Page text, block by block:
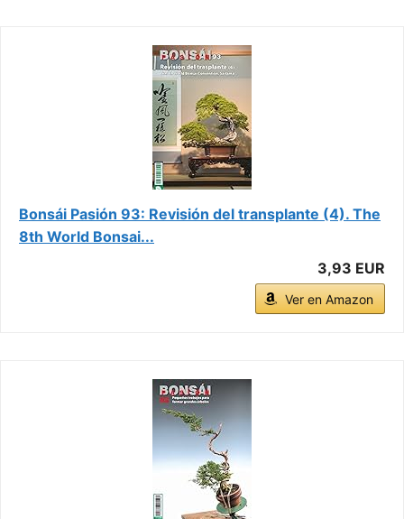
Bonsái Pasión 93: Revisión del transplante (4). The
8th World Bonsai...
3,93 EUR
Ver en Amazon